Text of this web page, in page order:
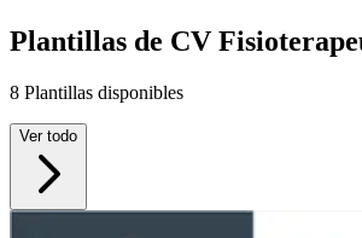
Plantillas de CV
8 Plantillas disponibles
Ver todo